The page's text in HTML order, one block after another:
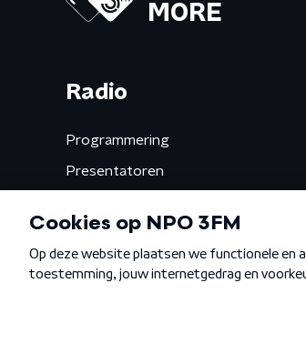
MORE
Radio
Programmering
Presentatoren
Gemist
Algemene voorwaarden Privacybeleid